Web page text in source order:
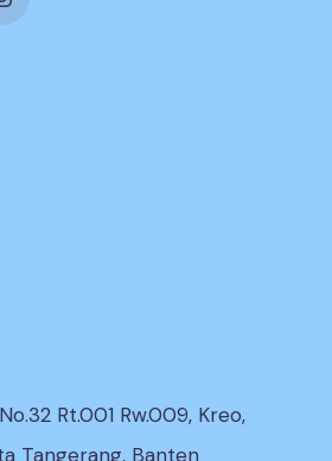
Rt.001 Rw.009, Kreo,
Tangerang, Banten